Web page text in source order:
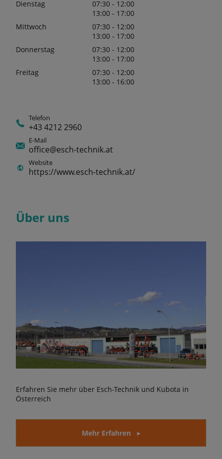
Dienstag
07:30 - 12:00
13:00 - 17:00
Mittwoch
07:30 - 12:00
13:00 - 17:00
Donnerstag
07:30 - 12:00
13:00 - 17:00
Freitag
07:30 - 12:00
13:00 - 16:00
Telefon
+43 4212 2960
E-Mail
office@esch-technik.at
Website
https://www.esch-technik.at/
Über uns
Erfahren Sie mehr über Esch-Technik und Kubota in
Österreich
Mehr Erfahren